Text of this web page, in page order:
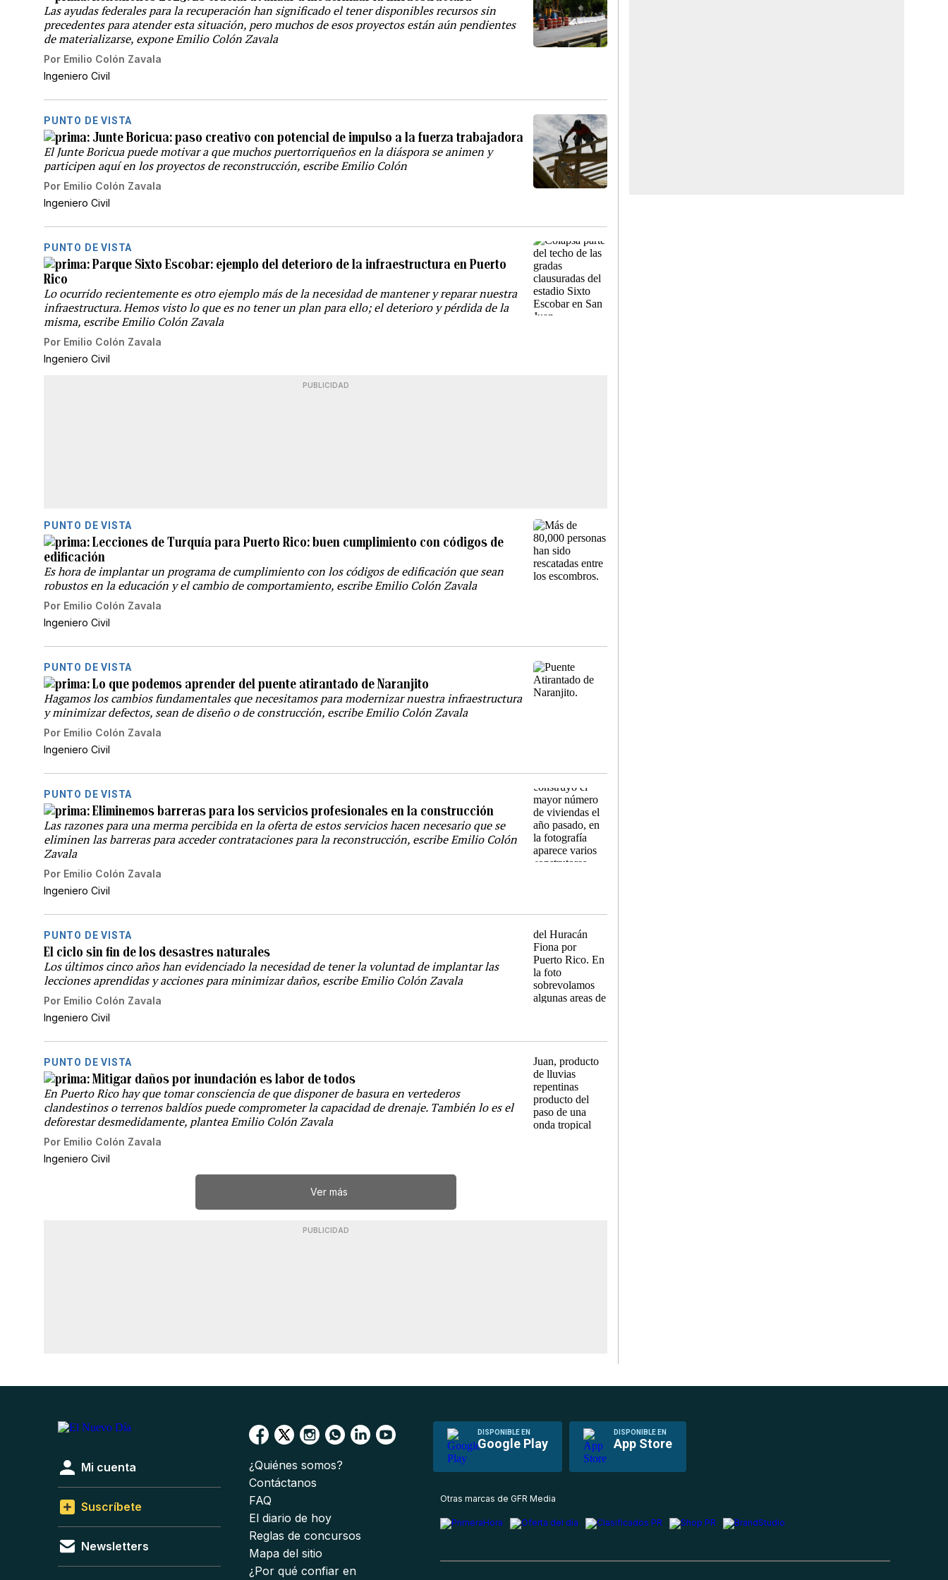
Las ayudas federales para la recuperación han significado el tener disponibles recursos sin
precedentes para atender esta situación, pero muchos de esos proyectos están aún pendientes
de materializarse, expone Emilio Colón Zavala
Por Emilio Colón Zavala
Ingeniero Civil
PUNTO DE VISTA
Junte Boricua: paso creativo con potencial de impulso a la fuerza trabajadora
El Junte Boricua puede motivar a que muchos puertorriqueños en la diáspora se animen y
participen aquí en los proyectos de reconstrucción, escribe Emilio Colón
Por Emilio Colón Zavala
Ingeniero Civil
PUNTO DE VISTA
Parque Sixto Escobar: ejemplo del deterioro de la infraestructura en Puerto
Rico
Lo ocurrido recientemente es otro ejemplo más de la necesidad de mantener y reparar nuestra
infraestructura. Hemos visto lo que es no tener un plan para ello; el deterioro y pérdida de la
misma, escribe Emilio Colón Zavala
Por Emilio Colón Zavala
Ingeniero Civil
PUBLICIDAD
PUNTO DE VISTA
Lecciones de Turquía para Puerto Rico: buen cumplimiento con códigos de
edificación
Es hora de implantar un programa de cumplimiento con los códigos de edificación que sean
robustos en la educación y el cambio de comportamiento, escribe Emilio Colón Zavala
Por Emilio Colón Zavala
Ingeniero Civil
PUNTO DE VISTA
Lo que podemos aprender del puente atirantado de Naranjito
Hagamos los cambios fundamentales que necesitamos para modernizar nuestra infraestructura
y minimizar defectos, sean de diseño o de construcción, escribe Emilio Colón Zavala
Por Emilio Colón Zavala
Ingeniero Civil
PUNTO DE VISTA
Eliminemos barreras para los servicios profesionales en la construcción
Las razones para una merma percibida en la oferta de estos servicios hacen necesario que se
eliminen las barreras para acceder contrataciones para la reconstrucción, escribe Emilio Colón
Zavala
Por Emilio Colón Zavala
Ingeniero Civil
PUNTO DE VISTA
El ciclo sin fin de los desastres naturales
Los últimos cinco años han evidenciado la necesidad de tener la voluntad de implantar las
lecciones aprendidas y acciones para minimizar daños, escribe Emilio Colón Zavala
Por Emilio Colón Zavala
Ingeniero Civil
PUNTO DE VISTA
Mitigar daños por inundación es labor de todos
En Puerto Rico hay que tomar consciencia de que disponer de basura en vertederos
clandestinos o terrenos baldíos puede comprometer la capacidad de drenaje. También lo es el
deforestar desmedidamente, plantea Emilio Colón Zavala
Por Emilio Colón Zavala
Ingeniero Civil
Ver más
PUBLICIDAD
DISPONIBLE EN
Google Play
DISPONIBLE EN
App Store
Mi cuenta
Suscríbete
Newsletters
¿Quiénes somos?
Contáctanos
FAQ
El diario de hoy
Reglas de concursos
Mapa del sitio
¿Por qué confiar en
Otras marcas de GFR Media